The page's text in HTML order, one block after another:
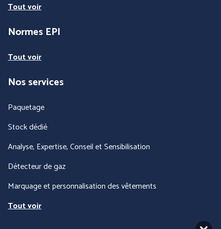
BLS A SOCIO UNICO
(Roan'Panchos)
Tout voir
Normes EPI
Tout voir
Nos services
Paquetage
Stock dédié
Analyse, Expertise, Conseil et Sensibilisation
Détecteur de gaz
Marquage et personnalisation des vêtements
Tout voir